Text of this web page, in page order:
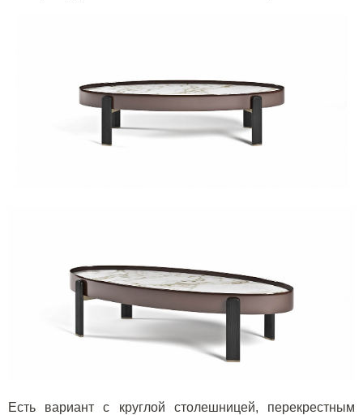
Есть вариант с круглой столешницей, перекрестным